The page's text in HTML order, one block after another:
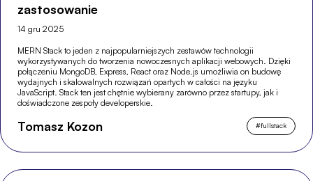
zastosowanie
14 gru 2025
MERN Stack to jeden z najpopularniejszych zestawów technologii
wykorzystywanych do tworzenia nowoczesnych aplikacji webowych. Dzięki
połączeniu MongoDB, Express, React oraz Node.js umożliwia on budowę
wydajnych i skalowalnych rozwiązań opartych w całości na języku
JavaScript. Stack ten jest chętnie wybierany zarówno przez startupy, jak i
doświadczone zespoły developerskie.
Tomasz Kozon #fullstack